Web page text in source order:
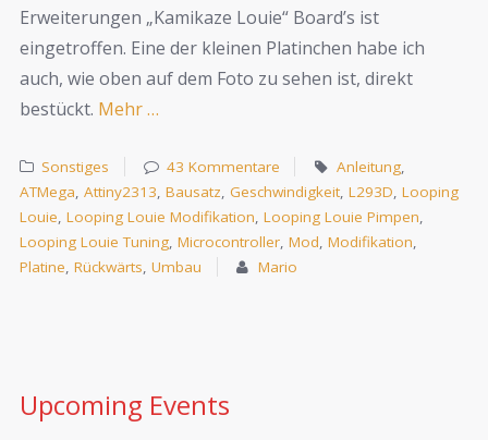
Erweiterungen „Kamikaze Louie“ Board’s ist
eingetroffen. Eine der kleinen Platinchen habe ich
auch, wie oben auf dem Foto zu sehen ist, direkt
bestückt. Mehr …
Sonstiges 43 Kommentare Anleitung,
ATMega, Attiny2313, Bausatz, Geschwindigkeit, L293D, Looping
Louie, Looping Louie Modifikation, Looping Louie Pimpen,
Looping Louie Tuning, Microcontroller, Mod, Modifikation,
Platine, Rückwärts, Umbau Mario
Upcoming Events